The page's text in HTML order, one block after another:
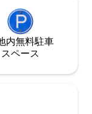
内無料駐⁠車
ス⁠ペ⁠ー⁠ス